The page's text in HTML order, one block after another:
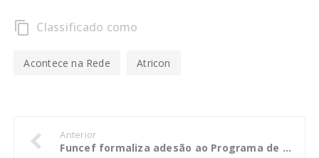
content_copy Classificado como
Acontece na Rede Atricon
Anterior
Funcef formaliza adesão ao Programa de Fortalecimento das Ouvidorias